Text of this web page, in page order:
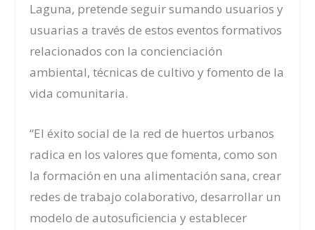
Laguna, pretende seguir sumando usuarios y
usuarias a través de estos eventos formativos
relacionados con la concienciación
ambiental, técnicas de cultivo y fomento de la
vida comunitaria.
“El éxito social de la red de huertos urbanos
radica en los valores que fomenta, como son
la formación en una alimentación sana, crear
redes de trabajo colaborativo, desarrollar un
modelo de autosuficiencia y establecer